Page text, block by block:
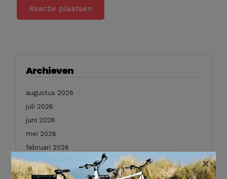
Archieven
augustus 2026
juli 2026
juni 2026
mei 2026
februari 2026
januari 2026
december 2025
×